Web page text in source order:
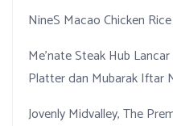
NineS Macao Chicken
Me’nate Steak Hub
Platter dan Mubarak Iftar
Jovenly Midvalley, The